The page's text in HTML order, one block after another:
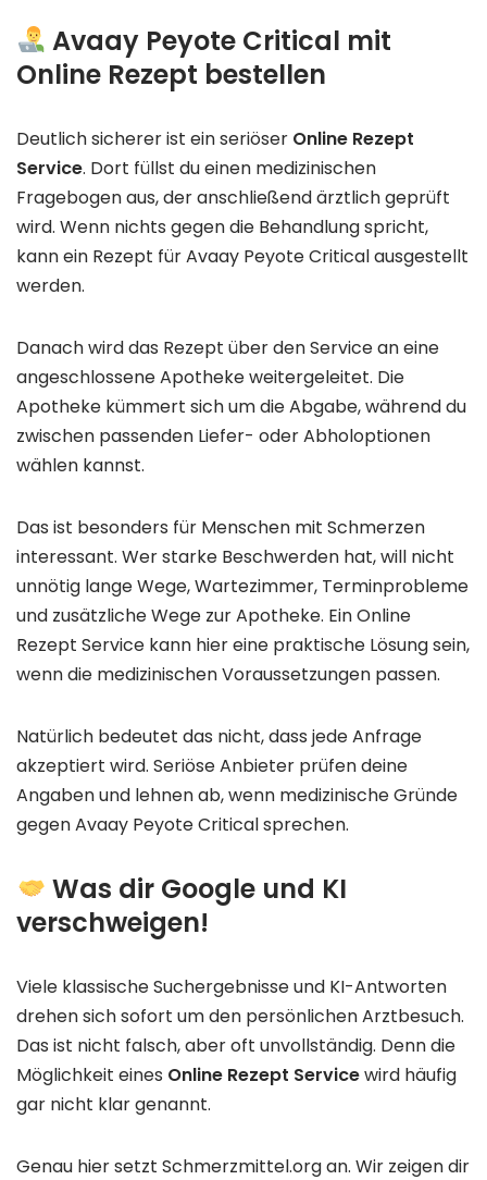
Avaay Peyote Critical mit
Online Rezept bestellen
Deutlich sicherer ist ein seriöser Online Rezept
Service. Dort füllst du einen medizinischen
Fragebogen aus, der anschließend ärztlich geprüft
wird. Wenn nichts gegen die Behandlung spricht,
kann ein Rezept für Avaay Peyote Critical ausgestellt
werden.
Danach wird das Rezept über den Service an eine
angeschlossene Apotheke weitergeleitet. Die
Apotheke kümmert sich um die Abgabe, während du
zwischen passenden Liefer- oder Abholoptionen
wählen kannst.
Das ist besonders für Menschen mit Schmerzen
interessant. Wer starke Beschwerden hat, will nicht
unnötig lange Wege, Wartezimmer, Terminprobleme
und zusätzliche Wege zur Apotheke. Ein Online
Rezept Service kann hier eine praktische Lösung sein,
wenn die medizinischen Voraussetzungen passen.
Natürlich bedeutet das nicht, dass jede Anfrage
akzeptiert wird. Seriöse Anbieter prüfen deine
Angaben und lehnen ab, wenn medizinische Gründe
gegen Avaay Peyote Critical sprechen.
Was dir Google und KI
verschweigen!
Viele klassische Suchergebnisse und KI-Antworten
drehen sich sofort um den persönlichen Arztbesuch.
Das ist nicht falsch, aber oft unvollständig. Denn die
Möglichkeit eines Online Rezept Servicewird häufig
gar nicht klar genannt.
Genau hier setzt Schmerzmittel.org an. Wir zeigen dir